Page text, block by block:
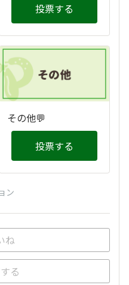
投票する
その他💬
投票する
ン
ね
る